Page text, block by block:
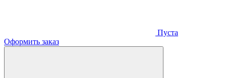
Пуста
Оформить заказ